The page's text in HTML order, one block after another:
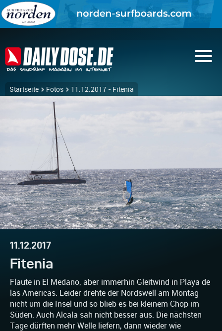
Startseite Fotos 11.12.2017 - Fitenia
11.12.2017
Fitenia
Flaute in El Medano, aber immerhin Gleitwind in Playa de
las Americas. Leider drehte der Nordswell am Montag
nicht um die Insel und so blieb es bei kleinem Chop im
Süden. Auch Alcala sah nicht besser aus. Die nächsten
Tage dürften mehr Welle liefern, dann wieder wie